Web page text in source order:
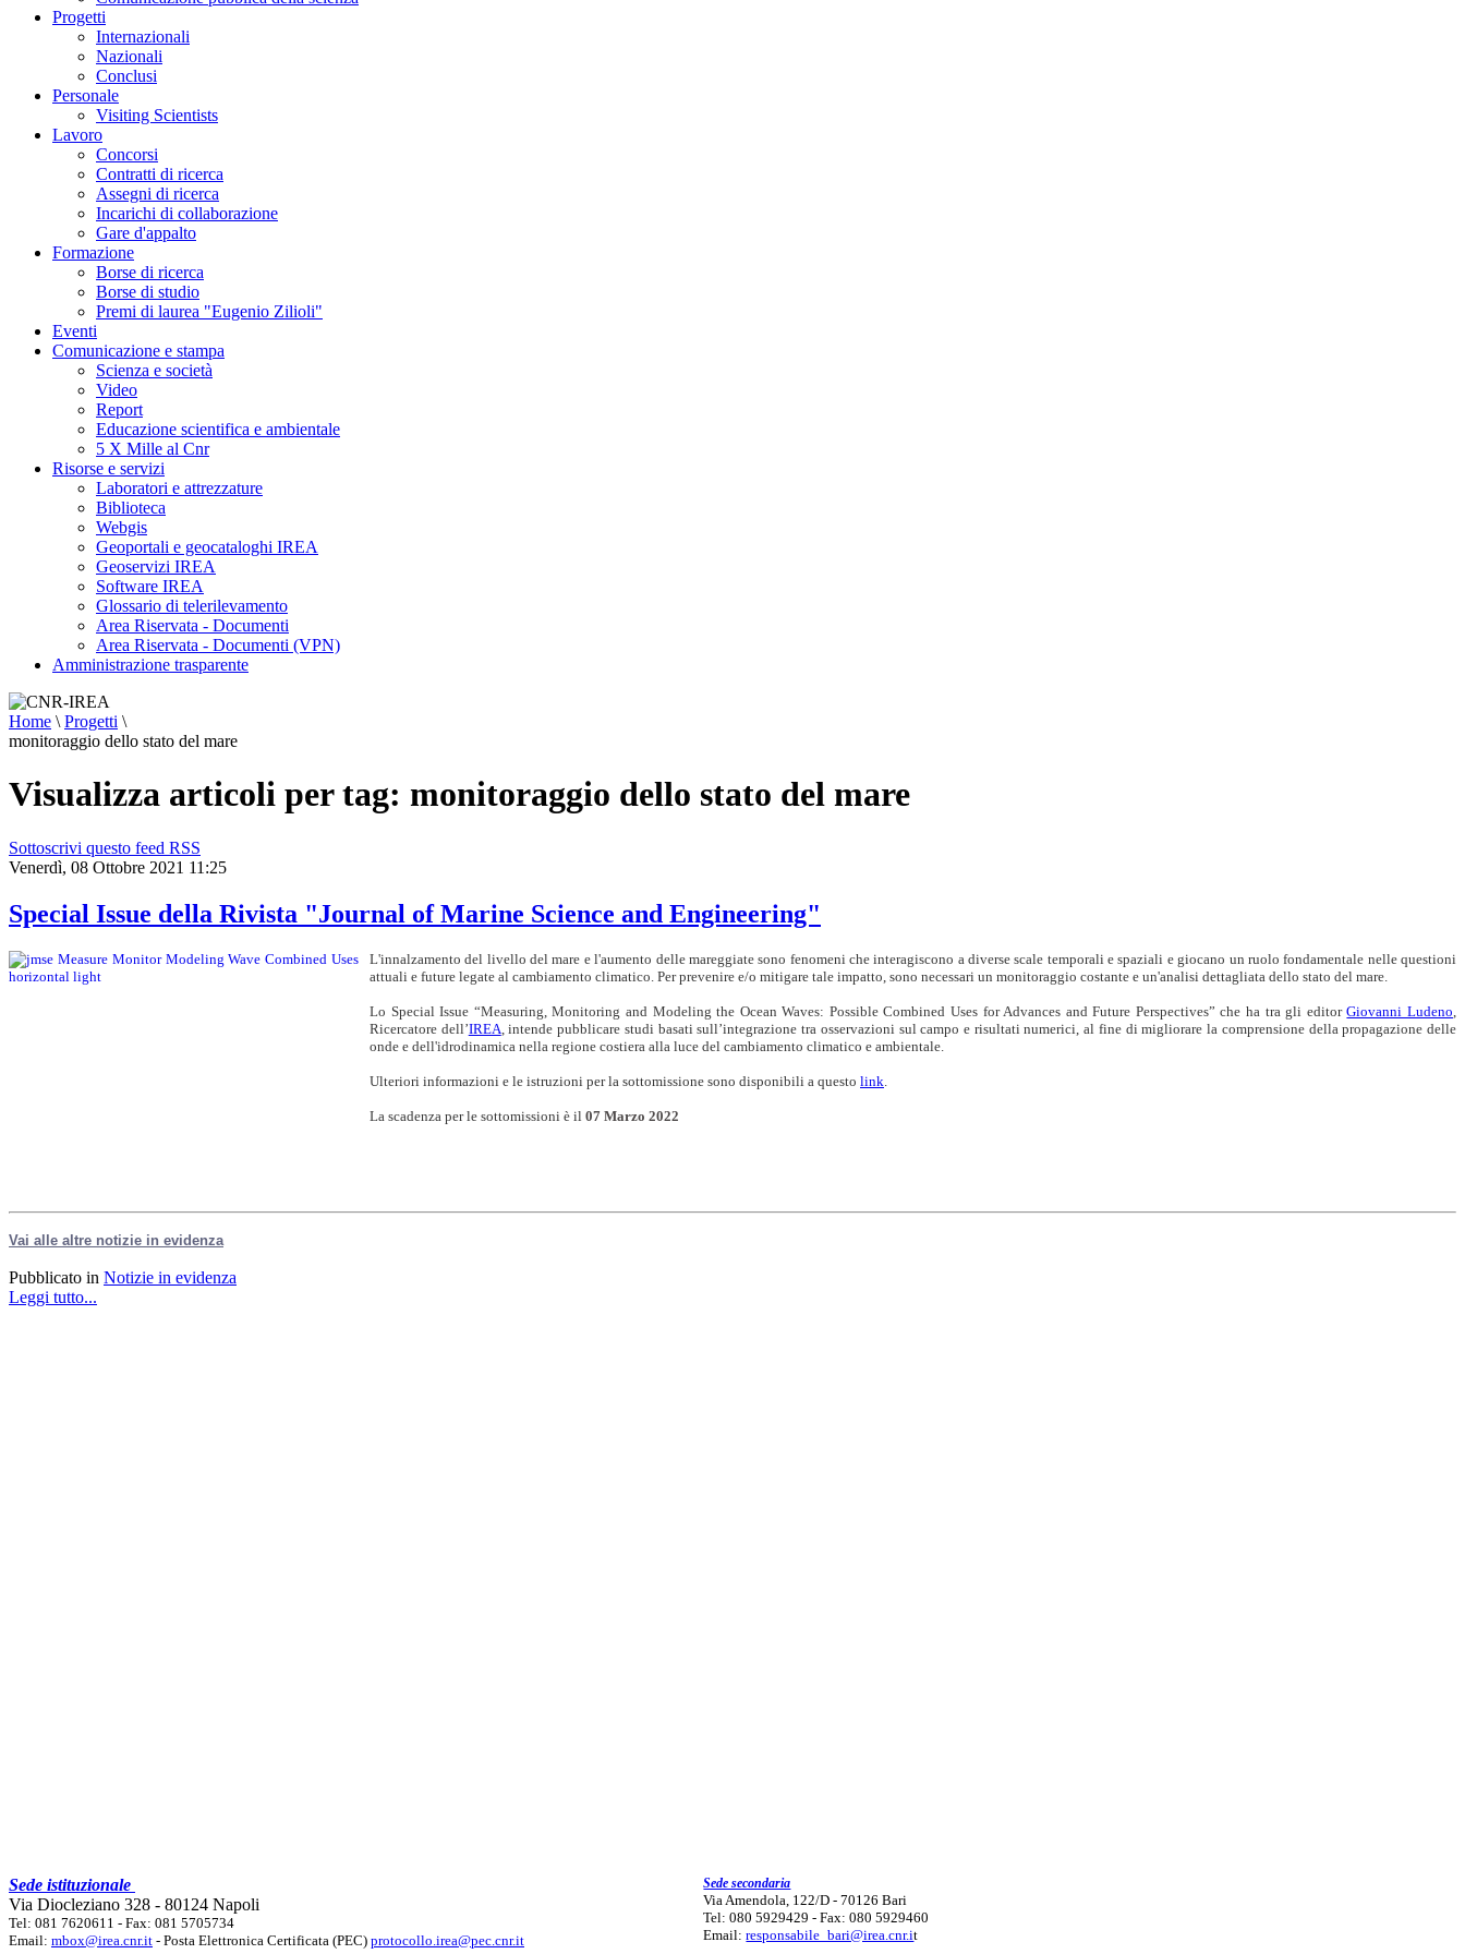
Progetti
Internazionali
Nazionali
Conclusi
Personale
Visiting Scientists
Lavoro
Concorsi
Contratti di ricerca
Assegni di ricerca
Incarichi di collaborazione
Gare d'appalto
Formazione
Borse di ricerca
Borse di studio
Premi di laurea "Eugenio Zilioli"
Eventi
Comunicazione e stampa
Scienza e società
Video
Report
Educazione scientifica e ambientale
5 X Mille al Cnr
Risorse e servizi
Laboratori e attrezzature
Biblioteca
Webgis
Geoportali e geocataloghi IREA
Geoservizi IREA
Software IREA
Glossario di telerilevamento
Area Riservata - Documenti
Area Riservata - Documenti (VPN)
Amministrazione trasparente
Home \ Progetti \
monitoraggio dello stato del mare
Visualizza articoli per tag: monitoraggio dello stato del mare
Sottoscrivi questo feed RSS
Venerdì, 08 Ottobre 2021 11:25
Special Issue della Rivista "Journal of Marine Science and Engineering"
L'innalzamento del livello del mare e l'aumento delle mareggiate sono fenomeni che interagiscono a diverse scale temporali e spaziali e giocano un ruolo fondamentale nelle questioni
attuali e future legate al cambiamento climatico. Per prevenire e/o mitigare tale impatto, sono necessari un monitoraggio costante e un'analisi dettagliata dello stato del mare.
Lo Special Issue “Measuring, Monitoring and Modeling the Ocean Waves: Possible Combined Uses for Advances and Future Perspectives” che ha tra gli editorGiovanni Ludeno
Ricercatore dell’IREA , intende pubblicare studi basati sull’integrazione tra osservazioni sul campo e risultati numerici, al fine di migliorare la comprensione della propagazione delle
onde e dell'idrodinamica nella regione costiera alla luce del cambiamento climatico e ambientale.
Ulteriori informazioni e le istruzioni per la sottomissione sono disponibili a questo link
La scadenza per le sottomissioni è il 07 Marzo 2022
Vai alle altre notizie in evidenza
Pubblicato in Notizie in evidenza
Leggi tutto...
Sede istituzionale
Via Diocleziano 328 - 80124 Napoli
Tel: 081 7620611 - Fax: 081 5705734
Email: mbox@irea.cnr.it - Posta Elettronica Certificata (PEC) protocollo.irea@pec.cnr.it
Sede secondaria
Via Amendola, 122/D - 70126 Bari
Tel: 080 5929429 - Fax: 080 5929460
Email:responsabile_bari@irea.cnr.it